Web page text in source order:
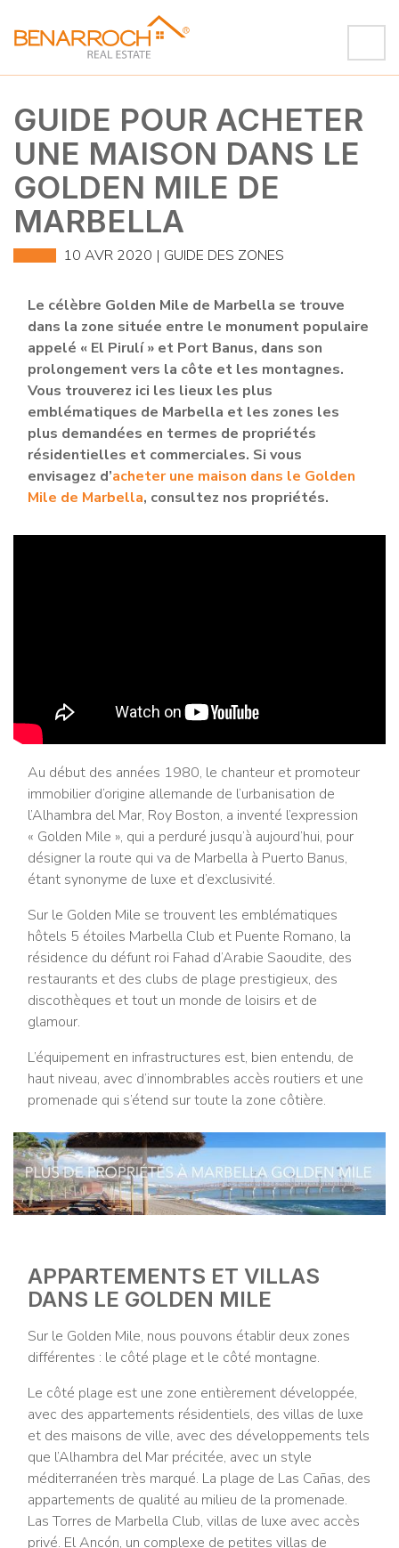
GUIDE POUR ACHETER
UNE MAISON DANS LE
GOLDEN MILE DE
MARBELLA
10 AVR 2020 | GUIDE DES ZONES
Le célèbre Golden Mile de Marbella se trouve
dans la zone située entre le monument populaire
appelé « El Pirulí » et Port Banus, dans son
prolongement vers la côte et les montagnes.
Vous trouverez ici les lieux les plus
emblématiques de Marbella et les zones les
plus demandées en termes de propriétés
résidentielles et commerciales. Si vous
envisagez d’acheter une maison dans le Golden
Mile de Marbella, consultez nos propriétés.
Au début des années 1980, le chanteur et promoteur
immobilier d’origine allemande de l’urbanisation de
l’Alhambra del Mar, Roy Boston, a inventé l’expression
« Golden Mile », qui a perduré jusqu’à aujourd’hui, pour
désigner la route qui va de Marbella à Puerto Banus,
étant synonyme de luxe et d’exclusivité.
Sur le Golden Mile se trouvent les emblématiques
hôtels 5 étoiles Marbella Club et Puente Romano, la
résidence du défunt roi Fahad d’Arabie Saoudite, des
restaurants et des clubs de plage prestigieux, des
discothèques et tout un monde de loisirs et de
glamour.
L’équipement en infrastructures est, bien entendu, de
haut niveau, avec d’innombrables accès routiers et une
promenade qui s’étend sur toute la zone côtière.
APPARTEMENTS ET VILLAS
DANS LE GOLDEN MILE
Sur le Golden Mile, nous pouvons établir deux zones
différentes : le côté plage et le côté montagne.
Le côté plage est une zone entièrement développée,
avec des appartements résidentiels, des villas de luxe
et des maisons de ville, avec des développements tels
que l’Alhambra del Mar précitée, avec un style
méditerranéen très marqué. La plage de Las Cañas, des
appartements de qualité au milieu de la promenade.
Las Torres de Marbella Club, villas de luxe avec accès
privé. El Ancón, un complexe de petites villas de